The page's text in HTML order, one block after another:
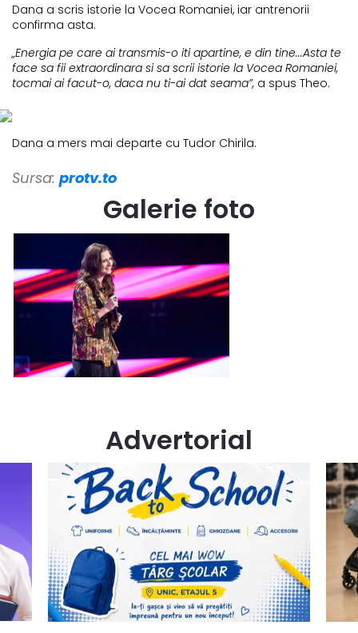
Dana a scris istorie la Vocea Romaniei, iar antrenorii
confirma asta.
„Energia pe care ai transmis-o iti apartine, e din tine...Asta te
face sa fii extraordinara si sa scrii istorie la Vocea Romaniei,
tocmai ai facut-o, daca nu ti-ai dat seama”, a spus Theo.
Dana a mers mai departe cu Tudor Chirila.
Sursa: protv.to
Galerie foto
Advertorial